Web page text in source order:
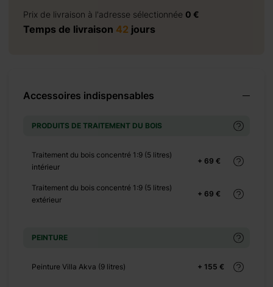
Prix de livraison à l'adresse sélectionnée 0 €
Temps de livraison 42 jours
Accessoires indispensables
PRODUITS DE TRAITEMENT DU BOIS
+ 69 €
Traitement du bois concentré 1:9 (5 litres)
intérieur
+ 69 €
Traitement du bois concentré 1:9 (5 litres)
extérieur
PEINTURE
+ 155 €
Peinture Villa Akva (9 litres)
+ 276 €
+ 350 €